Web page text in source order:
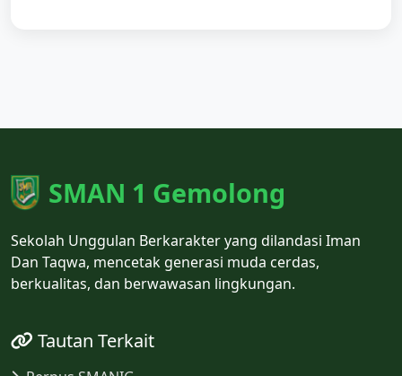
SMAN 1 Gemolong
Sekolah Unggulan Berkarakter yang dilandasi Iman
Dan Taqwa, mencetak generasi muda cerdas,
berkualitas, dan berwawasan lingkungan.
Tautan Terkait